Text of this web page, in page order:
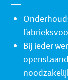
Bij ieder